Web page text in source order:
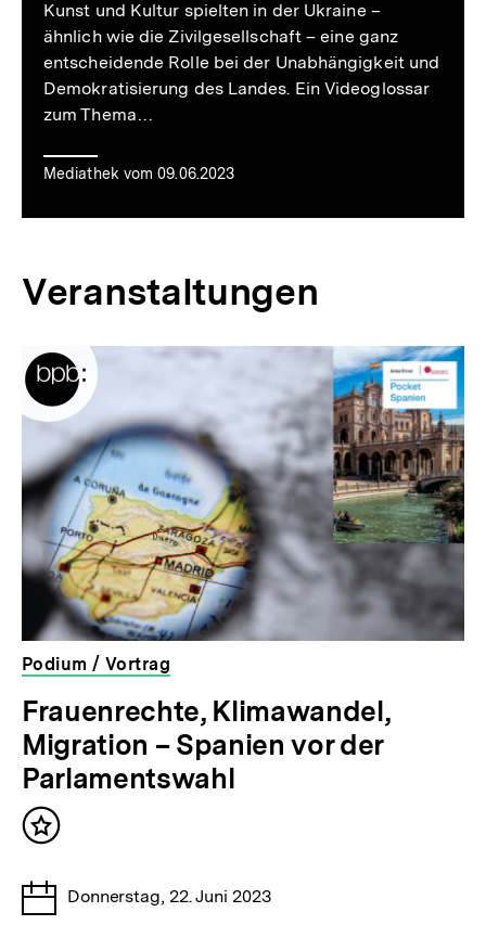
Kunst und Kultur spielten in der Ukraine –
ähnlich wie die Zivilgesellschaft – eine ganz
entscheidende Rolle bei der Unabhängigkeit und
Demokratisierung des Landes. Ein Videoglossar
zum Thema…
Mediathek vom 09.06.2023
Veranstaltungen
Podium / Vortrag
veranstaltet
von
der
bpb
Frauenrechte, Klimawandel,
Migration – Spanien vor der
Parlamentswahl
Inhalt
Tage
Donnerstag, 22. Juni 2023